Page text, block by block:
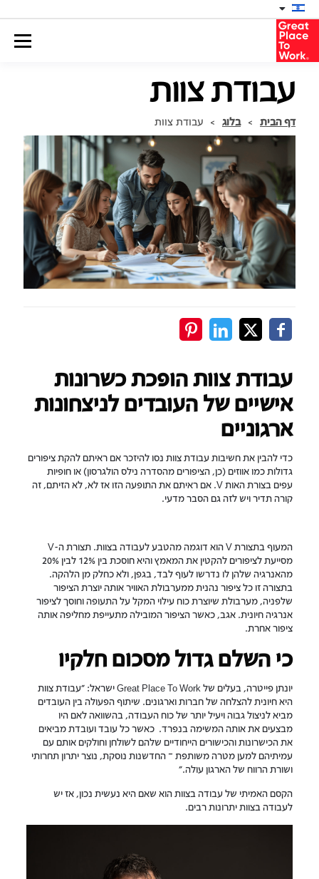
עבודת צוות
עבודת צוות בלוג > דף הבית >
עבודת צוות הופכת כשרונות
אישיים של העובדים לניצחונות
ארגוניים
כדי להבין את חשיבות עבודת צוות נסו להיזכר אם ראיתם להקת ציפורים
גדולות כמו אווזים (כן, הציפורים מהסדרה נילס הולגרסון) או חופיות
עפים בצורת האות V. אם ראיתם את התופעה הזו אז לא, לא הזיתם, זה
קורה תדיר ויש לזה גם הסבר מדעי.
המעוף בתצורת V הוא דוגמה מהטבע לעבודה בצוות. תצורת ה-V
מסייעת לציפורים להקטין את המאמץ והיא חוסכת בין 12% לבין 20%
מהאנרגיה שלהן לו נדרשו לעוף לבד, בגפן, ולא כחלק מן הלהקה.
בתצורה זו כל ציפור נהנית ממערבולת האוויר אותה יוצרת הציפור
שלפניה, מערבולת שיוצרת כוח עילוי המקל על התעופה וחוסך לציפור
אנרגיה חיונית. אגב, כאשר הציפור המובילה מתעייפת מחליפה אותה
ציפור אחרת.
כי השלם גדול מסכום חלקיו
יונתן פייטרה, בעלים של Great Place To Work ישראל: "עבודת צוות
היא חיונית להצלחה של חברות וארגונים. שיתוף הפעולה בין העובדים
מביא לניצול גבוה ויעיל יותר של כוח העבודה, בהשוואה לאם היו
מבצעים את אותה המשימה בנפרד. כאשר כל עובד ועובדת מביאים
את הכישרונות והכישורים הייחודיים שלהם לשולחן וחולקים אותם עם
עמיתיהם למען מטרה משותפת – החדשנות נוסקת, נוצר יתרון תחרותי
ושורת הרווח של הארגון עולה."
הקסם האמיתי של עבודה בצוות הוא שאם היא נעשית נכון, אז יש
לעבודה בצוות יתרונות רבים…